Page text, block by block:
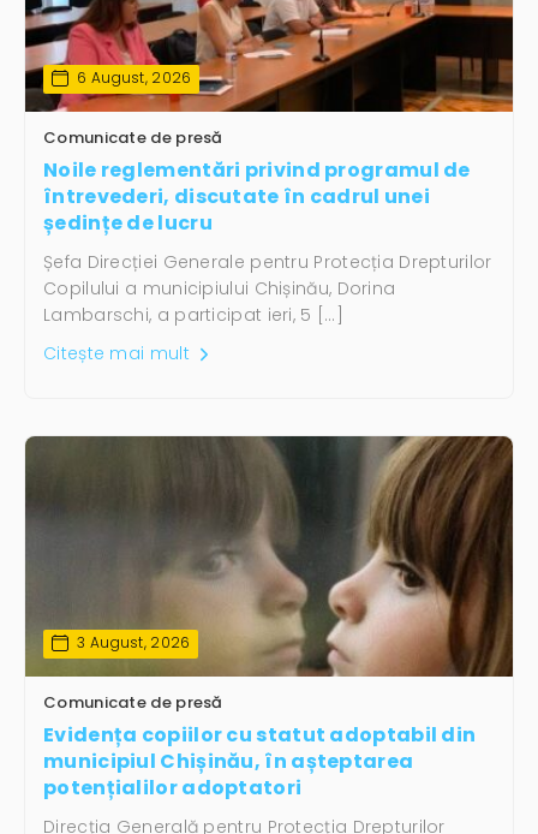
6 August, 2026
Comunicate de presă
Noile reglementări privind programul de
întrevederi, discutate în cadrul unei
ședințe de lucru
Șefa Direcției Generale pentru Protecția Drepturilor
Copilului a municipiului Chișinău, Dorina
Lambarschi, a participat ieri, 5 […]
Citește mai mult
3 August, 2026
Comunicate de presă
Evidența copiilor cu statut adoptabil din
municipiul Chișinău, în așteptarea
potențialilor adoptatori
Direcția Generală pentru Protecția Drepturilor